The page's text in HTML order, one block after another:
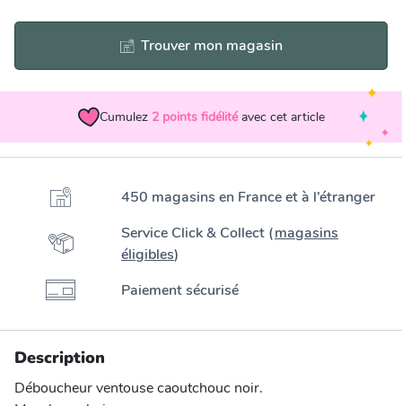
Trouver mon magasin
Cumulez 2 points fidélité avec cet article
450 magasins en France et à l’étranger
Service Click & Collect (magasins
éligibles)
Paiement sécurisé
Description
Déboucheur ventouse caoutchouc noir.